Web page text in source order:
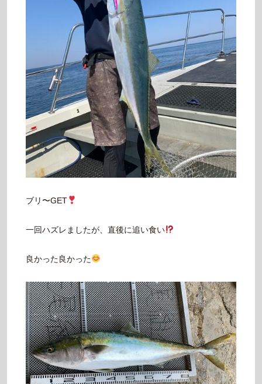
ブリ〜GET
一回ハズレましたが、直後に追い食い
良かった良かった